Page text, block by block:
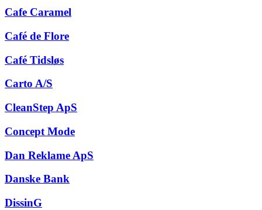
Cafe Caramel
Café de Flore
Café Tidsløs
Carto A/S
CleanStep ApS
Concept Mode
Dan Reklame ApS
Danske Bank
DissinG